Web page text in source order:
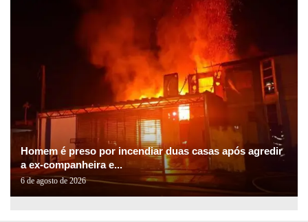
Homem é preso por incendiar duas casas após agredir
a ex-companheira e...
6 de agosto de 2026